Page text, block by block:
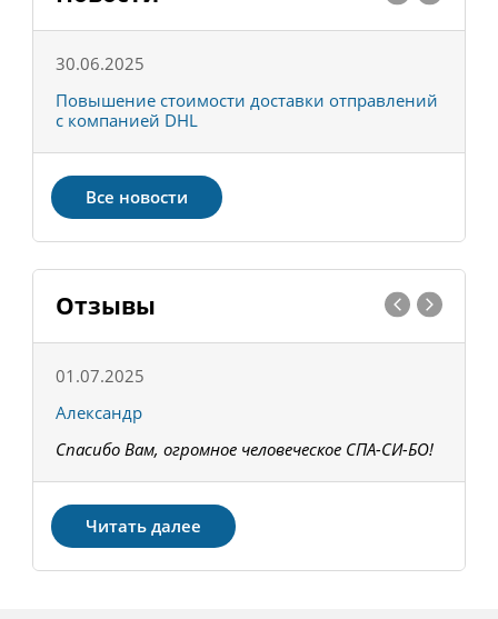
30.06.2025
Повышение стоимости доставки отправлений
с компанией DHL
Все новости
Отзывы
01.07.2025
Александр
Спасибо Вам, огромное человеческое СПА-СИ-БО!
Читать далее